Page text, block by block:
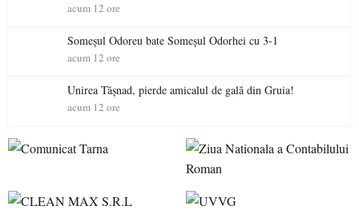
acum 12 ore
Someșul Odoreu bate Someșul Odorhei cu 3-1
acum 12 ore
Unirea Tășnad, pierde amicalul de gală din Gruia!
acum 12 ore